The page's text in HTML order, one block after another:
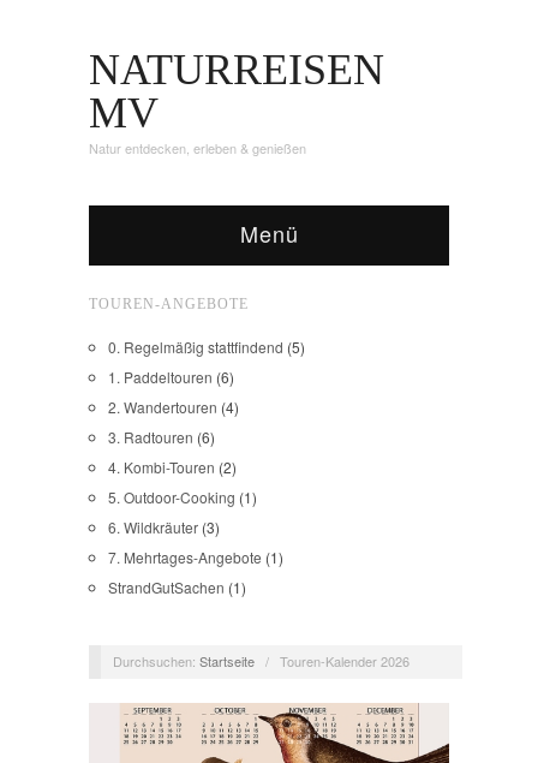
NATURREISEN
MV
Natur entdecken, erleben & genießen
Menü
TOUREN-ANGEBOTE
0. Regelmäßig stattfindend (5)
1. Paddeltouren (6)
2. Wandertouren (4)
3. Radtouren (6)
4. Kombi-Touren (2)
5. Outdoor-Cooking (1)
6. Wildkräuter (3)
7. Mehrtages-Angebote (1)
StrandGutSachen (1)
Durchsuchen: Startseite / Touren-Kalender 2026